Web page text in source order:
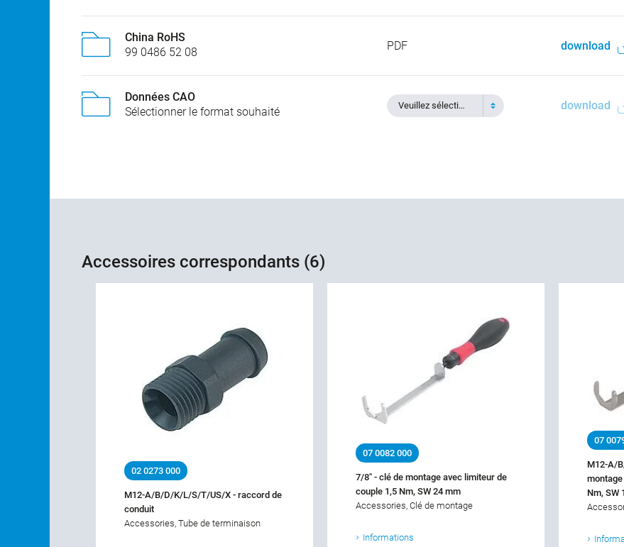
China RoHS
99 0486 52 08
PDF download
Données CAO
Sélectionner le format souhaité
Veuillez sélectionner download
Accessoires correspondants (6)
02 0273 000
M12-A/B/D/K/L/S/T/US/X - raccord de
conduit
Accessories, Tube de terminaison
07 0082 000
7/8" - clé de montage avec limiteur de
couple 1,5 Nm, SW 24 mm
Accessories, Clé de montage
Informations
07
M12-A/
Nm, SW